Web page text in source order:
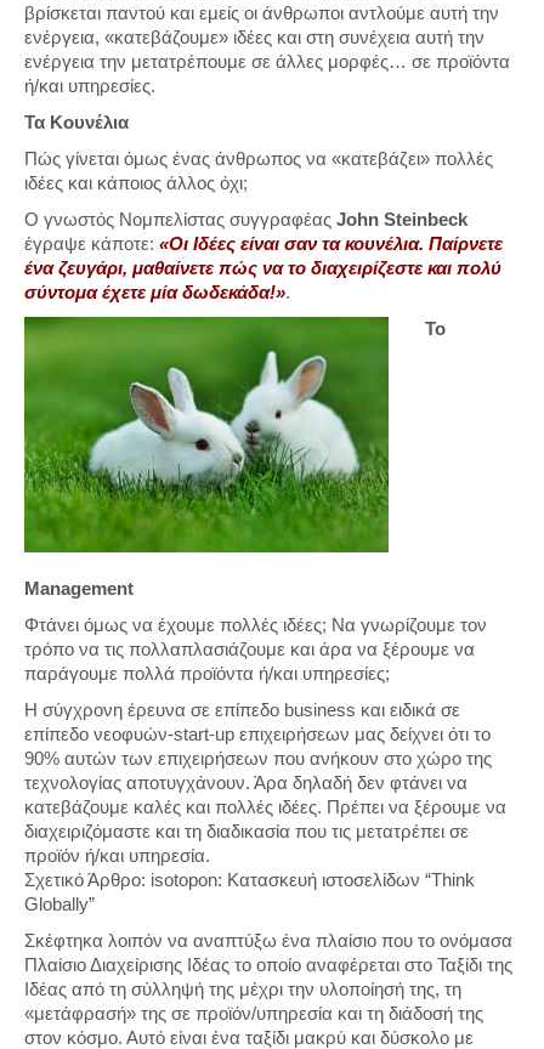
βρίσκεται παντού και εμείς οι άνθρωποι αντλούμε αυτή την
ενέργεια, «κατεβάζουμε» ιδέες και στη συνέχεια αυτή την
ενέργεια την μετατρέπουμε σε άλλες μορφές… σε προϊόντα
ή/και υπηρεσίες.
Τα Κουνέλια
Πώς γίνεται όμως ένας άνθρωπος να «κατεβάζει» πολλές
ιδέες και κάποιος άλλος όχι;
O γνωστός Νομπελίστας συγγραφέας John Steinbeck
έγραψε κάποτε: «Οι Ιδέες είναι σαν τα κουνέλια. Παίρνετε
ένα ζευγάρι, μαθαίνετε πώς να το διαχειρίζεστε και πολύ
σύντομα έχετε μία δωδεκάδα!».
Το
Management
Φτάνει όμως να έχουμε πολλές ιδέες; Να γνωρίζουμε τον
τρόπο να τις πολλαπλασιάζουμε και άρα να ξέρουμε να
παράγουμε πολλά προϊόντα ή/και υπηρεσίες;
Η σύγχρονη έρευνα σε επίπεδο business και ειδικά σε
επίπεδο νεοφυών-start-up επιχειρήσεων μας δείχνει ότι το
90% αυτών των επιχειρήσεων που ανήκουν στο χώρο της
τεχνολογίας αποτυγχάνουν. Άρα δηλαδή δεν φτάνει να
κατεβάζουμε καλές και πολλές ιδέες. Πρέπει να ξέρουμε να
διαχειριζόμαστε και τη διαδικασία που τις μετατρέπει σε
προϊόν ή/και υπηρεσία.
Σχετικό Άρθρο: isotopon: Κατασκευή ιστοσελίδων “Think
Globally”
Σκέφτηκα λοιπόν να αναπτύξω ένα πλαίσιο που το ονόμασα
Πλαίσιο Διαχείρισης Ιδέας το οποίο αναφέρεται στο Ταξίδι της
Ιδέας από τη σύλληψή της μέχρι την υλοποίησή της, τη
«μετάφρασή» της σε προϊόν/υπηρεσία και τη διάδοσή της
στον κόσμο. Αυτό είναι ένα ταξίδι μακρύ και δύσκολο με